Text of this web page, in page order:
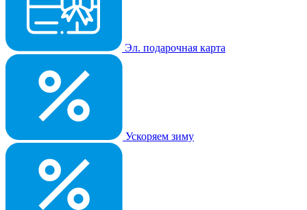
Эл. подарочная карта
Ускоряем зиму